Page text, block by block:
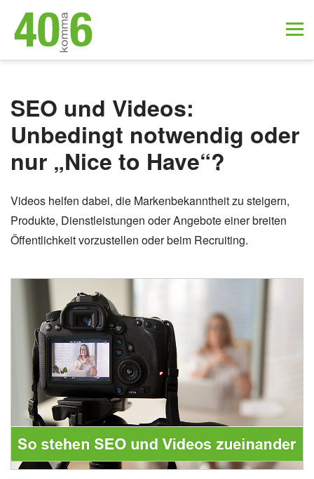
SEO und Videos:
Unbedingt notwendig oder
nur „Nice to Have“?
Videos helfen dabei, die Markenbekanntheit zu steigern,
Produkte, Dienstleistungen oder Angebote einer breiten
Öffentlichkeit vorzustellen oder beim Recruiting.